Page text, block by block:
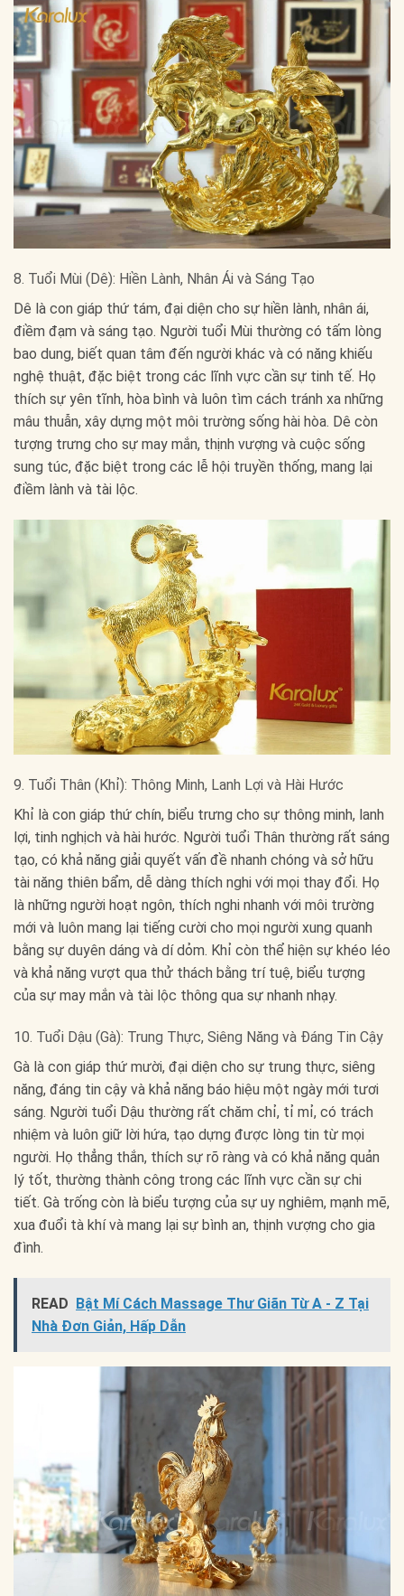
8. Tuổi Mùi (Dê): Hiền Lành, Nhân Ái và Sáng Tạo
Dê là con giáp thứ tám, đại diện cho sự hiền lành, nhân ái,
điềm đạm và sáng tạo. Người tuổi Mùi thường có tấm lòng
bao dung, biết quan tâm đến người khác và có năng khiếu
nghệ thuật, đặc biệt trong các lĩnh vực cần sự tinh tế. Họ
thích sự yên tĩnh, hòa bình và luôn tìm cách tránh xa những
mâu thuẫn, xây dựng một môi trường sống hài hòa. Dê còn
tượng trưng cho sự may mắn, thịnh vượng và cuộc sống
sung túc, đặc biệt trong các lễ hội truyền thống, mang lại
điềm lành và tài lộc.
9. Tuổi Thân (Khỉ): Thông Minh, Lanh Lợi và Hài Hước
Khỉ là con giáp thứ chín, biểu trưng cho sự thông minh, lanh
lợi, tinh nghịch và hài hước. Người tuổi Thân thường rất sáng
tạo, có khả năng giải quyết vấn đề nhanh chóng và sở hữu
tài năng thiên bẩm, dễ dàng thích nghi với mọi thay đổi. Họ
là những người hoạt ngôn, thích nghi nhanh với môi trường
mới và luôn mang lại tiếng cười cho mọi người xung quanh
bằng sự duyên dáng và dí dỏm. Khỉ còn thể hiện sự khéo léo
và khả năng vượt qua thử thách bằng trí tuệ, biểu tượng
của sự may mắn và tài lộc thông qua sự nhanh nhạy.
10. Tuổi Dậu (Gà): Trung Thực, Siêng Năng và Đáng Tin Cậy
Gà là con giáp thứ mười, đại diện cho sự trung thực, siêng
năng, đáng tin cậy và khả năng báo hiệu một ngày mới tươi
sáng. Người tuổi Dậu thường rất chăm chỉ, tỉ mỉ, có trách
nhiệm và luôn giữ lời hứa, tạo dựng được lòng tin từ mọi
người. Họ thẳng thắn, thích sự rõ ràng và có khả năng quản
lý tốt, thường thành công trong các lĩnh vực cần sự chi
tiết. Gà trống còn là biểu tượng của sự uy nghiêm, mạnh mẽ,
xua đuổi tà khí và mang lại sự bình an, thịnh vượng cho gia
đình.
READ Bật Mí Cách Massage Thư Giãn Từ A - Z Tại
Nhà Đơn Giản, Hấp Dẫn